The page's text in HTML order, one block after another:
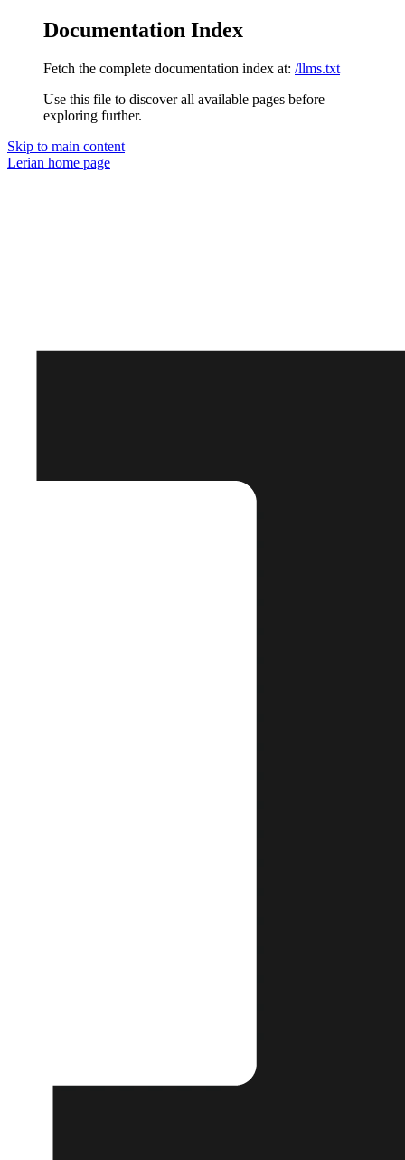
Documentation Index
Fetch the complete documentation index at: /llms.txt
Use this file to discover all available pages before
exploring further.
Skip to main content
Lerian home page